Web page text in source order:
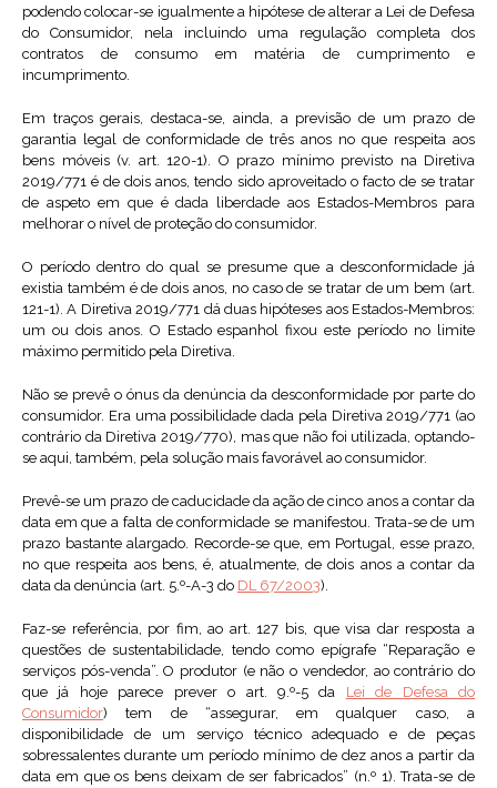
podendo colocar-se igualmente a hipótese de alterar a Lei de Defesa
do Consumidor, nela incluindo uma regulação completa dos
contratos de consumo em matéria de cumprimento e
incumprimento.
Em traços gerais, destaca-se, ainda, a previsão de um prazo de
garantia legal de conformidade de três anos no que respeita aos
bens móveis (v. art. 120-1). O prazo mínimo previsto na Diretiva
2019/771 é de dois anos, tendo sido aproveitado o facto de se tratar
de aspeto em que é dada liberdade aos Estados-Membros para
melhorar o nível de proteção do consumidor.
O período dentro do qual se presume que a desconformidade já
existia também é de dois anos, no caso de se tratar de um bem (art.
121-1). A Diretiva 2019/771 dá duas hipóteses aos Estados-Membros:
um ou dois anos. O Estado espanhol fixou este período no limite
máximo permitido pela Diretiva.
Não se prevê o ónus da denúncia da desconformidade por parte do
consumidor. Era uma possibilidade dada pela Diretiva 2019/771 (ao
contrário da Diretiva 2019/770), mas que não foi utilizada, optando-
se aqui, também, pela solução mais favorável ao consumidor.
Prevê-se um prazo de caducidade da ação de cinco anos a contar da
data em que a falta de conformidade se manifestou. Trata-se de um
prazo bastante alargado. Recorde-se que, em Portugal, esse prazo,
no que respeita aos bens, é, atualmente, de dois anos a contar da
data da denúncia (art. 5.º-A-3 do DL 67/2003).
Faz-se referência, por fim, ao art. 127 bis, que visa dar resposta a
questões de sustentabilidade, tendo como epígrafe “Reparação e
serviços pós-venda”. O produtor (e não o vendedor, ao contrário do
que já hoje parece prever o art. 9.º-5 da Lei de Defesa do
Consumidor) tem de “assegurar, em qualquer caso, a
disponibilidade de um serviço técnico adequado e de peças
sobressalentes durante um período mínimo de dez anos a partir da
data em que os bens deixam de ser fabricados” (n.º 1). Trata-se de